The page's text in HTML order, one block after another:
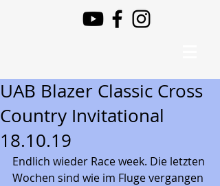
UAB Blazer Classic Cross
Country Invitational
18.10.19
Endlich wieder Race week. Die letzten
Wochen sind wie im Fluge vergangen